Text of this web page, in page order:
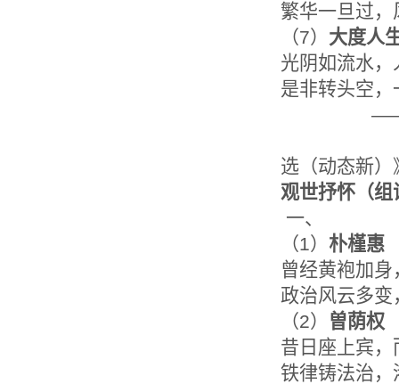
繁华一旦过，
（7） 大度人
光阴如流水
是非转头空
——选录
选（动态新）
观世抒怀 （
一、
（1） 朴槿惠
曾经黄袍加
政治风云多
（2） 曽荫权
昔日座上宾
铁律铸法治